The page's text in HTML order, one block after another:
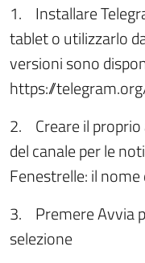
1.
Installare
tablet o utilizzarlo
versioni sono
https://
2.
Creare il
del canale per le
Fenestrelle: il nome
3.
Premere Avvia
selezione